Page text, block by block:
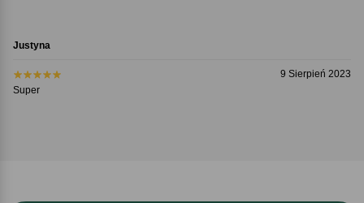
Justyna
9 Sierpień 2023
Super